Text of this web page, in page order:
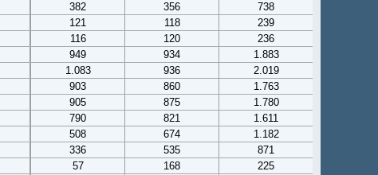
382 356
738
121 118
239
116 120
236
949 934
1.883
1.083 936
2.019
903 860
1.763
905 875
1.780
790 821
1.611
508 674
1.182
336 535
871
57 168
225